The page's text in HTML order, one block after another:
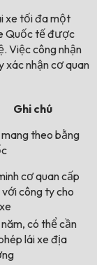
xe tối đa một
Quốc tế được
Việc công nhận
xác nhận cơ quan
Ghi chú
mang theo bằng
cơ quan cấp
công ty cho
năm, có thể cần
lái xe địa